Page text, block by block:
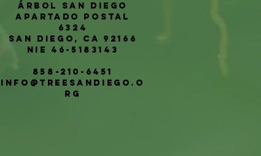
Árbol San Diego
Apartado postal
6324
San Diego, CA 92166
NIE 46-5183143
858-210-6451
info@treesandiego.o
rg